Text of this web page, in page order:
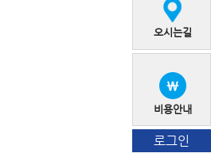
오시는길
비용안내
로그인